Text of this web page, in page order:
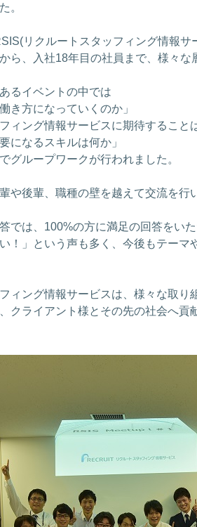
。
リクルートスタッフィング情報
ら、入社18年目の社員まで、様々
るイベントの中では
き方になっていくのか」
ィング情報サービスに期待すること
になるスキルは何か」
グループワークが行われました。
や後輩、職種の壁を越えて交流を
では、100%の方に満足の回答をいた
！」という声も多く、今後もテー
ィング情報サービスは、様々な取
クライアント様とその先の社会へ貢